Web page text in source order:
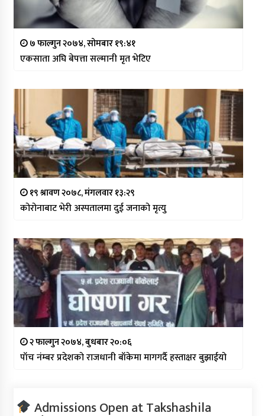
७ फाल्गुन २०७४, सोमबार १९:४१
एकसाता अघि बेपत्ता सल्मानी मृत भेटिए
१९ श्रावण २०७८, मंगलवार १३:२९
कोरोनाबाट भेरी अस्पतालमा दुई जनाको मृत्यु
२ फाल्गुन २०७४, बुधबार २०:०६
पाँच नंम्बर प्रदेशको राजधानी बाँकेमा मागगर्दै हस्ताक्षर बुझाईयो
Admissions Open at Takshashila